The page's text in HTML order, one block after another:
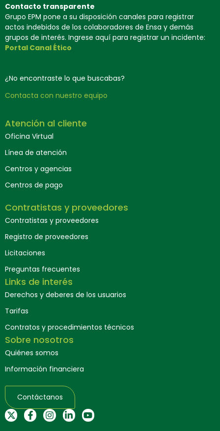
Contacto transparente
Grupo EPM pone a su disposición canales para registrar
actos indebidos de los colaboradores de Ensa y demás
grupos de interés. Ingrese aquí para registrar un incidente:
Portal Canal Ético
¿No encontraste lo que buscabas?
Contacta con nuestro equipo
Atención al cliente
Oficina Virtual
Línea de atención
Centros y agencias
Centros de pago
Contratistas y proveedores
Contratistas y proveedores
Registro de proveedores
Licitaciones
Preguntas frecuentes
Links de interés
Derechos y deberes de los usuarios
Tarifas
Contratos y procedimientos técnicos
Sobre nosotros
Quiénes somos
Información financiera
Contáctanos